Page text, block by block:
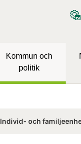
Kommun och
politik
Individ- och